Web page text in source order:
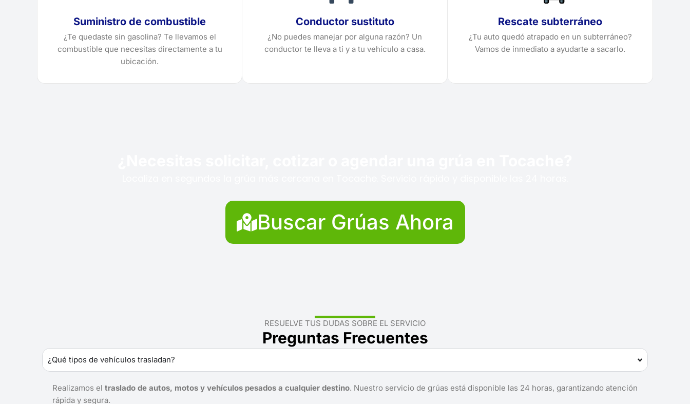
Suministro de combustible
¿Te quedaste sin gasolina? Te llevamos el
combustible que necesitas directamente a tu
ubicación.
Conductor sustituto
¿No puedes manejar por alguna razón? Un
conductor te lleva a ti y a tu vehículo a casa.
Rescate subterráneo
¿Tu auto quedó atrapado en un subterráneo?
Vamos de inmediato a ayudarte a sacarlo.
Buscar Grúas Ahora
RESUELVE TUS DUDAS SOBRE EL SERVICIO
Preguntas Frecuentes
¿Qué tipos de vehículos trasladan?
Realizamos el traslado de autos, motos y vehículos pesados a cualquier destino. Nuestro servicio de grúas está disponible las 24 horas, garantizando atención
rápida y segura.